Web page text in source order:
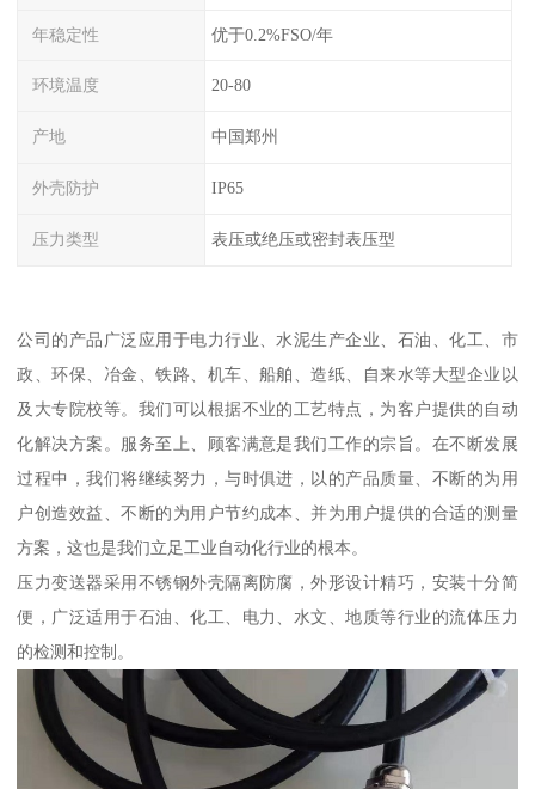
年稳定性 优于0.2%FSO/年
环境温度 20-80
产地 中国郑州
外壳防护 IP65
压力类型 表压或绝压或密封表压型
公司的产品广泛应用于电力行业、水泥生产企业、石油、化工、市
政、环保、冶金、铁路、机车、船舶、造纸、自来水等大型企业以
及大专院校等。我们可以根据不业的工艺特点，为客户提供的自动
化解决方案。服务至上、顾客满意是我们工作的宗旨。在不断发展
过程中，我们将继续努力，与时俱进，以的产品质量、不断的为用
户创造效益、不断的为用户节约成本、并为用户提供的合适的测量
方案，这也是我们立足工业自动化行业的根本。
压力变送器采用不锈钢外壳隔离防腐，外形设计精巧，安装十分简
便，广泛适用于石油、化工、电力、水文、地质等行业的流体压力
的检测和控制。